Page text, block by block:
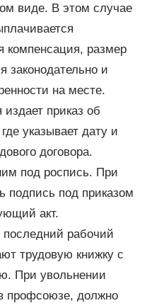
виде. В этом случае
компенсация, размер
законодательно и
на месте.
приказ об
указывает дату и
договора.
под роспись. При
подпись под приказом
акт.
последний рабочий
трудовую книжку с
При увольнении
профсоюзе, должно